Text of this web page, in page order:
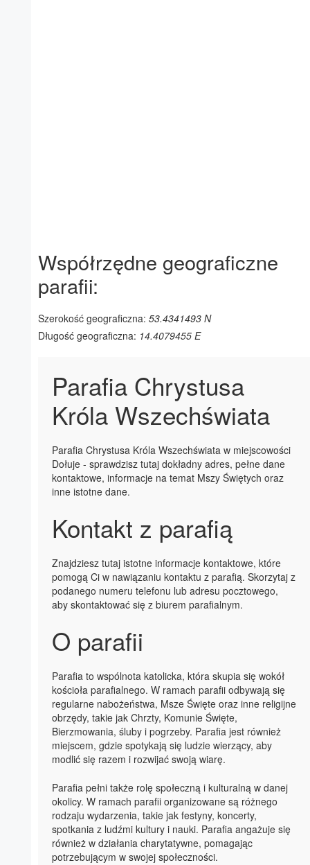
Współrzędne geograficzne
parafii:
Szerokość geograficzna: 53.4341493 N
Długość geograficzna: 14.4079455 E
Parafia Chrystusa
Króla Wszechświata
Parafia Chrystusa Króla Wszechświata w miejscowości
Dołuje - sprawdzisz tutaj dokładny adres, pełne dane
kontaktowe, informacje na temat Mszy Świętych oraz
inne istotne dane.
Kontakt z parafią
Znajdziesz tutaj istotne informacje kontaktowe, które
pomogą Ci w nawiązaniu kontaktu z parafią. Skorzytaj z
podanego numeru telefonu lub adresu pocztowego,
aby skontaktować się z biurem parafialnym.
O parafii
Parafia to wspólnota katolicka, która skupia się wokół
kościoła parafialnego. W ramach parafii odbywają się
regularne nabożeństwa, Msze Święte oraz inne religijne
obrzędy, takie jak Chrzty, Komunie Święte,
Bierzmowania, śluby i pogrzeby. Parafia jest również
miejscem, gdzie spotykają się ludzie wierzący, aby
modlić się razem i rozwijać swoją wiarę.
Parafia pełni także rolę społeczną i kulturalną w danej
okolicy. W ramach parafii organizowane są różnego
rodzaju wydarzenia, takie jak festyny, koncerty,
spotkania z ludźmi kultury i nauki. Parafia angażuje się
również w działania charytatywne, pomagając
potrzebującym w swojej społeczności.